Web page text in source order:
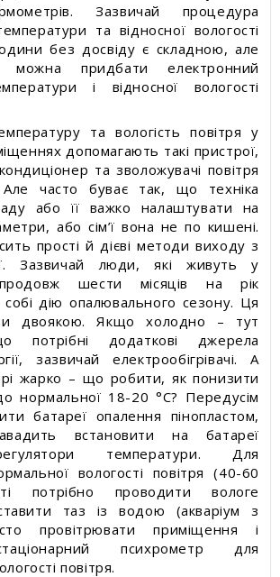
Зазвичай процедура
та відносної вологості
без досвіду є складною, але
можна придбати електронний
і відносної вологості
та вологість повітря у
допомагають такі пристрої,
та зволожувачі повітря
Але часто буває так, що техніка
або її важко налаштувати на
або сім’ї вона не по кишені.
прості й дієві методи виходу з
Зазвичай люди, які живуть у
шести місяців на рік
дію опалювального сезону. Ця
двоякою. Якщо холодно – тут
потрібні додаткові джерела
зазвичай електрообігрівачі. А
жарко – що робити, як понизити
нормальної 18-20 °С? Передусім
батареї опалення пінопластом,
встановити на батареї
температури. Для
вологості повітря (40-60
потрібно проводити вологе
таз із водою (акваріум з
провітрювати приміщення і
психрометр для
повітря.